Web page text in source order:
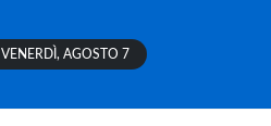
VENERDÌ, AGOSTO 7